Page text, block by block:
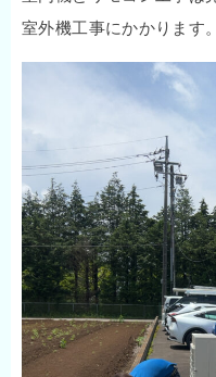
室外機工事にかかります。